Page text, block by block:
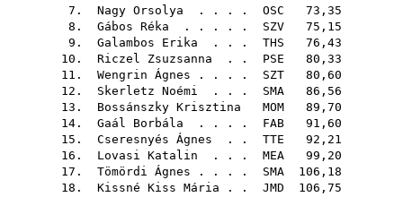
7. Nagy Orsolya . . . . OSC 73,35
8. Gábos Réka . . . . . SZV 75,15
9. Galambos Erika . . . THS 76,43
10. Riczel Zsuzsanna . . PSE 80,33
11. Wengrin Ágnes . . . . SZT 80,60
12. Skerletz Noémi . . . SMA 86,56
13. Bossánszky Krisztina MOM 89,70
14. Gaál Borbála . . . . FAB 91,60
15. Cseresnyés Ágnes . . TTE 92,21
16. Lovasi Katalin . . . MEA 99,20
17. Tömördi Ágnes . . . . SMA 106,18
18. Kissné Kiss Mária . . JMD 106,75